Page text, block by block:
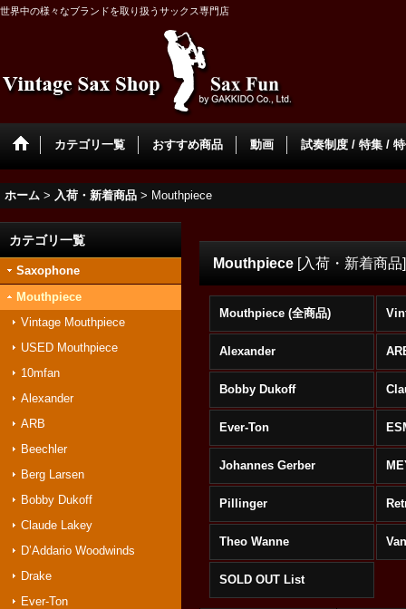
世界中の様々なブランドを取り扱うサックス専門店
カテゴリ一覧 おすすめ商品 動画 試奏制度 / 特集 /
ホーム > 入荷・新着商品 > Mouthpiece
カテゴリ一覧
Saxophone
Mouthpiece
Vintage Mouthpiece
USED Mouthpiece
10mfan
Alexander
ARB
Beechler
Berg Larsen
Bobby Dukoff
Claude Lakey
D’Addario Woodwinds
Drake
Ever-Ton
Mouthpiece [入荷・新着商品]
Mouthpiece (全商品)
Alexander
Bobby Dukoff
Ever-Ton
Johannes Gerber
Pillinger
Theo Wanne
SOLD OUT List